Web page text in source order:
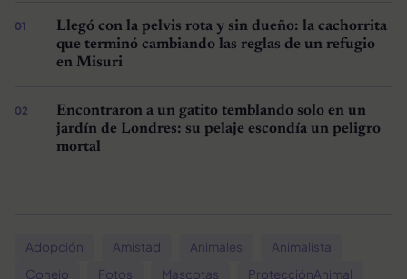
Llegó con la pelvis rota y sin dueño: la cachorrita
que terminó cambiando las reglas de un refugio
en Misuri
Encontraron a un gatito temblando solo en un
jardín de Londres: su pelaje escondía un peligro
mortal
Adopción Amistad Animales
Animalista
Conejo
Fotos Mascotas ProtecciónAnimal